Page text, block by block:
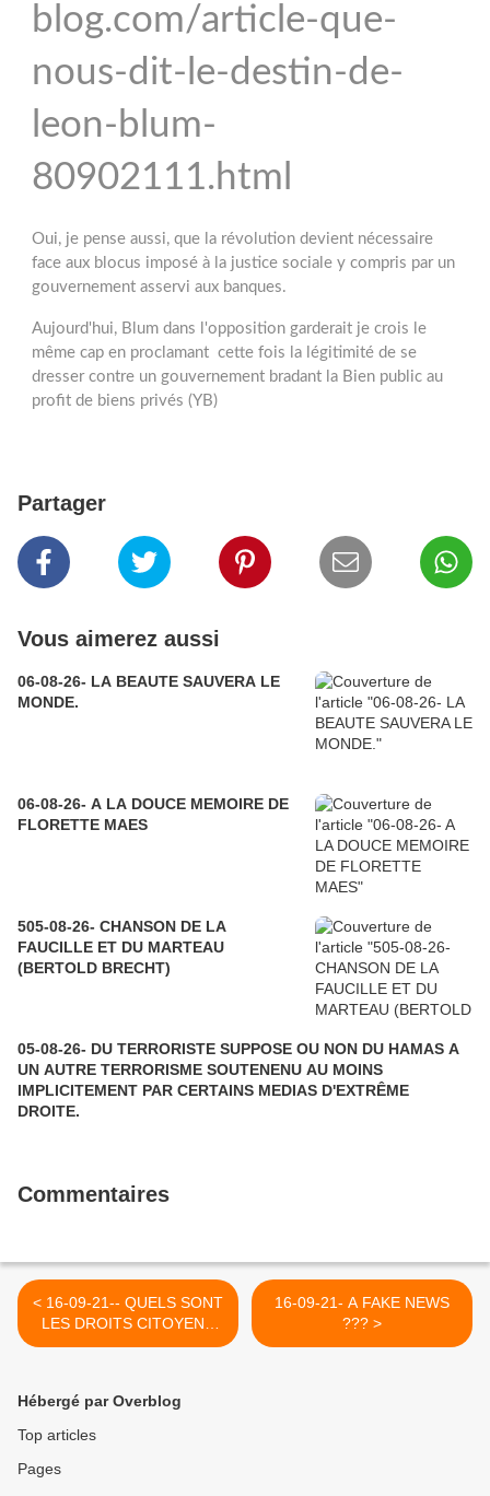
blog.com/article-que-
nous-dit-le-destin-de-
leon-blum-
80902111.html
Oui, je pense aussi, que la révolution devient nécessaire
face aux blocus imposé à la justice sociale y compris par un
gouvernement asservi aux banques.
Aujourd'hui, Blum dans l'opposition garderait je crois le
même cap en proclamant cette fois la légitimité de se
dresser contre un gouvernement bradant la Bien public au
profit de biens privés (YB)
Partager
Vous aimerez aussi
06-08-26- LA BEAUTE SAUVERA LE
MONDE.
06-08-26- A LA DOUCE MEMOIRE DE
FLORETTE MAES
505-08-26- CHANSON DE LA
FAUCILLE ET DU MARTEAU
(BERTOLD BRECHT)
05-08-26- DU TERRORISTE SUPPOSE OU NON DU HAMAS A
UN AUTRE TERRORISME SOUTENENU AU MOINS
IMPLICITEMENT PAR CERTAINS MEDIAS D'EXTRÊME
DROITE.
Commentaires
< 16-09-21-- QUELS SONT
LES DROITS CITOYENS
EN BELGIQUE, MADAME
16-09-21- A FAKE NEWS
??? >
Hébergé par Overblog
Top articles
Pages